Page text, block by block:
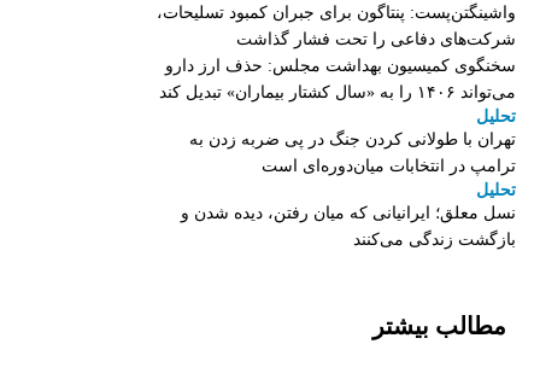
واشینگتن‌پست: پنتاگون برای جبران کمبود تسلیحات،
شرکت‌های دفاعی را تحت فشار گذاشت
سخنگوی کمیسیون بهداشت مجلس: حذف ارز دارو
می‌تواند ۱۴۰۶ را به «سال کشتار بیماران» تبدیل کند
تحلیل
تهران با طولانی کردن جنگ در پی ضربه زدن به
ترامپ در انتخابات میان‌دوره‌ای است
تحلیل
نسل معلق؛ ایرانیانی که میان رفتن، دیده شدن و
بازگشت زندگی می‌کنند
مطالب بیشتر